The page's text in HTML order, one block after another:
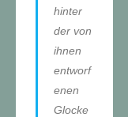
hinter
der von
ihnen
entworf
enen
Glocke